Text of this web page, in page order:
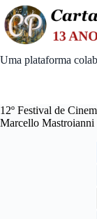
Skip
to
content
Uma plataforma
12º Festival de
Marcello Mastroianni